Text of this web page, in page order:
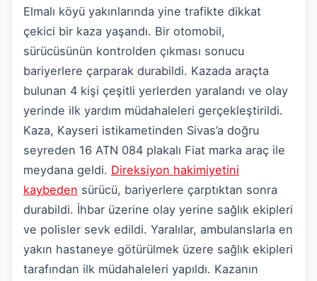
Elmalı köyü yakınlarında yine trafikte dikkat
çekici bir kaza yaşandı. Bir otomobil,
sürücüsünün kontrolden çıkması sonucu
bariyerlere çarparak durabildi. Kazada araçta
bulunan 4 kişi çeşitli yerlerden yaralandı ve olay
yerinde ilk yardım müdahaleleri gerçekleştirildi.
Kaza, Kayseri istikametinden Sivas’a doğru
seyreden 16 ATN 084 plakalı Fiat marka araç ile
meydana geldi. Direksiyon hakimiyetini
kaybeden sürücü, bariyerlere çarptıktan sonra
durabildi. İhbar üzerine olay yerine sağlık ekipleri
ve polisler sevk edildi. Yaralılar, ambulanslarla en
yakın hastaneye götürülmek üzere sağlık ekipleri
tarafından ilk müdahaleleri yapıldı. Kazanın